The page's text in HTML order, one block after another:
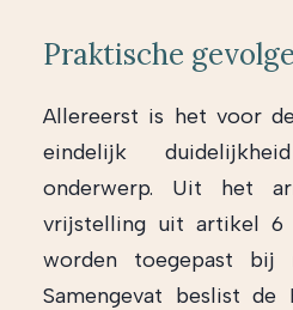
Praktische
Allereerst is het voor
eindelijk
onderwerp. Uit het
vrijstelling uit artikel 6
worden toegepast bij
Samengevat beslist de